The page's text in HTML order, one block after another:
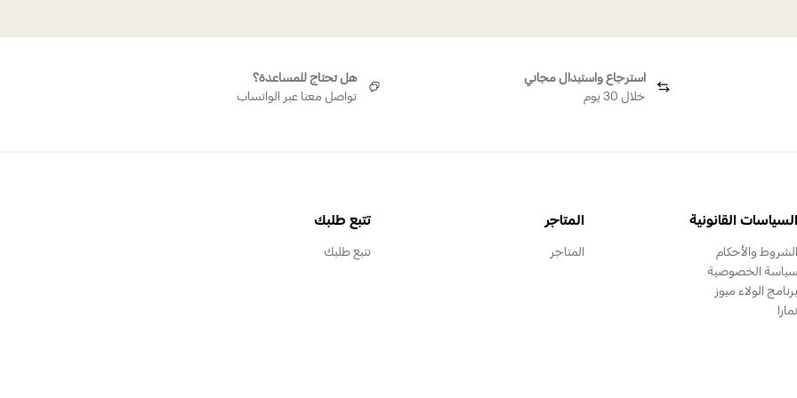
استرجاع واستبدال مجاني
خلال 30 يوم
هل تحتاج للمساعدة؟
تواصل معنا عبر الواتساب
السياسات القانونية
الشروط والأحكام
سياسة الخصوصية
برنامج الولاء ميوز
تمارا
المتاجر
المتاجر
تتبع طلبك
تتبع طلبك